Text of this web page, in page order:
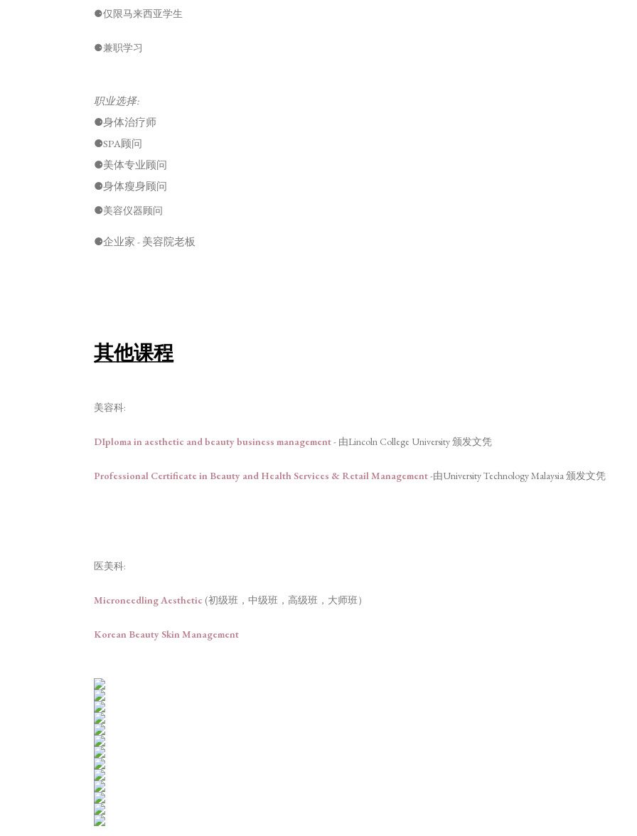
⚈仅限马来西亚学生
⚈兼职学习
职业选择:
⚈身体治疗师
⚈SPA顾问
⚈美体专业顾问
⚈身体瘦身顾问
⚈美容仪器顾问
⚈企业家 - 美容院老板
其他课程
美容科:
DIploma in aesthetic and beauty business management- 由Lincoln College University 颁发文凭
Professional Certificate in Beauty and Health Services & Retail Management-由University Technology Malaysia 颁发文凭
医美科:
Microneedling Aesthetic (初级班，中级班，高级班，大师班）
Korean Beauty Skin Management